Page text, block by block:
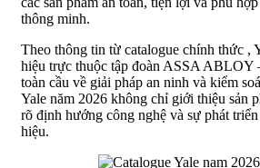
thông minh.
Theo thông tin từ catalogue chính thức ,
hiệu trực thuộc tập đoàn ASSA ABLOY
toàn cầu về giải pháp an ninh và kiểm
Yale năm 2026 không chỉ giới thiệu sản
rõ định hướng công nghệ và sự phát
hiệu.